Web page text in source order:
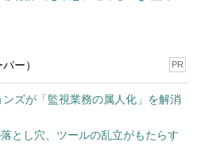
ー） PR
ズが「監視業務の属人化」を解消
とし穴、ツールの乱立がもたらす